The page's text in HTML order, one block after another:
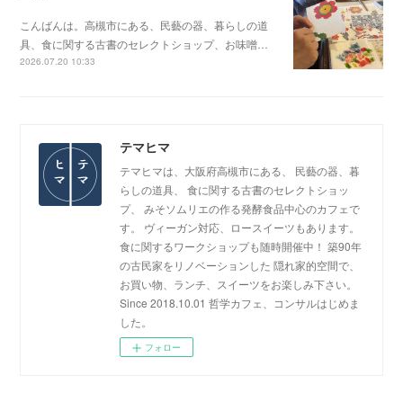
こんばんは。高槻市にある、民藝の器、暮らしの道
具、食に関する古書のセレクトショップ、お味噌…
2026.07.20 10:33
テマヒマ
テマヒマは、大阪府高槻市にある、 民藝の器、暮
らしの道具、 食に関する古書のセレクトショッ
プ、 みそソムリエの作る発酵食品中心のカフェで
す。 ヴィーガン対応、ロースイーツもあります。
食に関するワークショップも随時開催中！ 築90年
の古民家をリノベーションした 隠れ家的空間で、
お買い物、ランチ、スイーツをお楽しみ下さい。
Since 2018.10.01 哲学カフェ、コンサルはじめま
した。
フォロー